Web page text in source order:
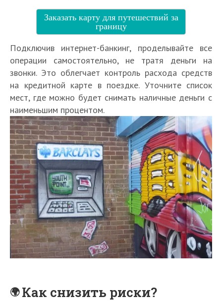
Заказать карту для путешествий за
границу
Подключив интернет-банкинг, проделывайте все
операции самостоятельно, не тратя деньги на
звонки. Это облегчает контроль расхода средств
на кредитной карте в поездке. Уточните список
мест, где можно будет снимать наличные деньги с
наименьшим процентом.
Как снизить риски?